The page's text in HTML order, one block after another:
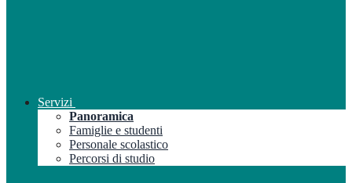
Servizi
Panoramica
Famiglie e studenti
Personale scolastico
Percorsi di studio